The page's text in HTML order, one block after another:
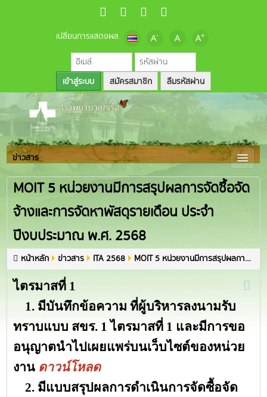
เปลี่ยนการแสดงผล A- A A+
สมัครสมาชิก ลืมรหัสผ่าน
ข่าวสาร
MOIT 5 หน่วยงานมีการสรุปผลการจัดซื้อจัด
จ้างและการจัดหาพัสดุรายเดือน ประจำ
ปีงบประมาณ พ.ศ. 2568
หน้าหลัก ข่าวสาร ITA 2568 MOIT 5 หน่วยงานมีการสรุปผลการจัดซื้อจัดจ้างและการจัดหาพัสดุรายเดือน ประจำปีงบประมาณ พ.ศ. 2568
ไตรมาสที่ 1
1. มีบันทึกข้อความ ที่ผู้บริหารลงนามรับ
ทราบแบบ สขร. 1 ไตรมาสที่ 1 และมีการขอ
อนุญาตนำไปเผยแพร่บนเว็บไซต์ของหน่วย
งาน ดาวน์โหลด
2. มีแบบสรุปผลการดำเนินการจัดซื้อจัด